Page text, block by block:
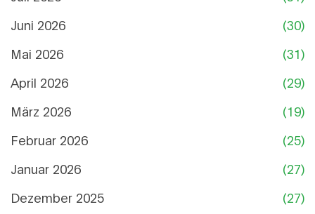
Juni 2026
(30)
Mai 2026
(31)
April 2026
(29)
März 2026
(19)
Februar 2026
(25)
Januar 2026
(27)
Dezember 2025
(27)